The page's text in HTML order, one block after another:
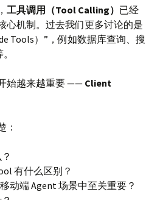
工具调用（Tool Calling） 已经
心机制。过去我们更多讨论的是
Tools）”，例如数据库查询、搜
始越来越重要 ——Client
：
有什么区别？
动端 Agent 场景中至关重要？